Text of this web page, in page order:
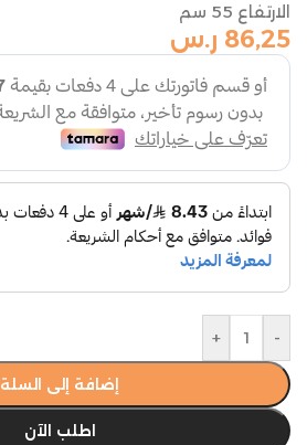
الارتفاع 55 سم
86,25 ر.س
-
+
إضافة إلى السلة
اطلب الآن